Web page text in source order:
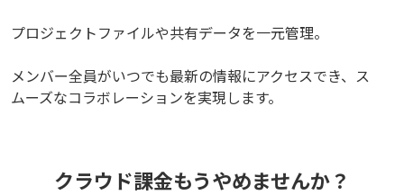
プロジェクトファイルや共有データを一元管理。
メンバー全員がいつでも最新の情報にアクセスでき、ス
ムーズなコラボレーションを実現します。
クラウド課金もうやめませんか？